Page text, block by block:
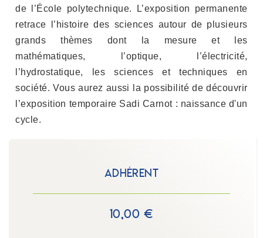
de l’École polytechnique. L’exposition permanente
retrace l’histoire des sciences autour de plusieurs
grands thèmes dont la mesure et les
mathématiques, l’optique, l’électricité,
l’hydrostatique, les sciences et techniques en
société. Vous aurez aussi la possibilité de découvrir
l’exposition temporaire Sadi Carnot : naissance d'un
cycle.
Adhérent
10,00 €